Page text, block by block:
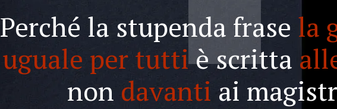
Perché la stupenda frase la
uguale per tuttiè scritta
non davanti ai